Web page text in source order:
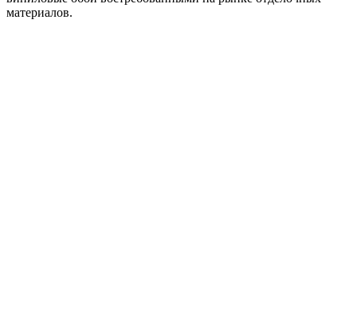
материалов.